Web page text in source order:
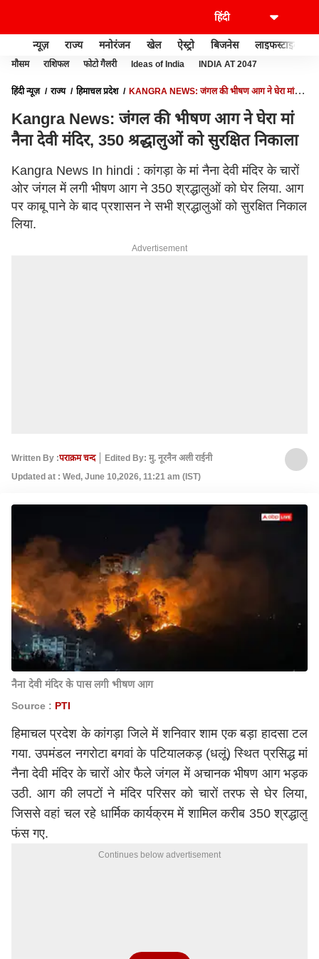
न्यूज़ राज्य मनोरंजन खेल ऐस्ट्रो बिजनेस लाइफस्टाइल
मौसम राशिफल फोटो गैलरी Ideas of India INDIA AT 2047
हिंदी न्यूज़ राज्य हिमाचल प्रदेश
KANGRA NEWS: जंगल की भीषण आग ने घेरा मां
Kangra News: जंगल की भीषण आग ने घेरा मां
नैना देवी मंदिर, 350 श्रद्धालुओं को सुरक्षित निकाला
Kangra News In hindi : कांगड़ा के मां नैना देवी मंदिर के चारों
ओर जंगल में लगी भीषण आग ने 350 श्रद्धालुओं को घेर लिया. आग
पर काबू पाने के बाद प्रशासन ने सभी श्रद्धालुओं को सुरक्षित निकाल
लिया.
Advertisement
Written By :पराक्रम चन्द
Edited By: मु. नूरनैन अली राईनी
Updated at : Wed, June 10,2026, 11:21 am (IST)
नैना देवी मंदिर के पास लगी भीषण आग
Source : PTI
हिमाचल प्रदेश के कांगड़ा जिले में शनिवार शाम एक बड़ा हादसा टल
गया. उपमंडल नगरोटा बगवां के पटियालकड़ (धलूं) स्थित प्रसिद्ध मां
नैना देवी मंदिर के चारों ओर फैले जंगल में अचानक भीषण आग भड़क
उठी. आग की लपटों ने मंदिर परिसर को चारों तरफ से घेर लिया,
जिससे वहां चल रहे धार्मिक कार्यक्रम में शामिल करीब 350 श्रद्धालु
फंस गए.
Continues below advertisement